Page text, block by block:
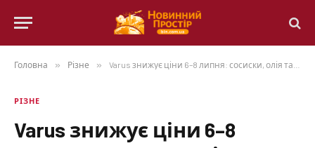
Головна » Різне » Varus знижує ціни 6–8 липня: сосиски, олія та печиво майже за пів ціни
РІЗНЕ
Varus знижує ціни 6–8